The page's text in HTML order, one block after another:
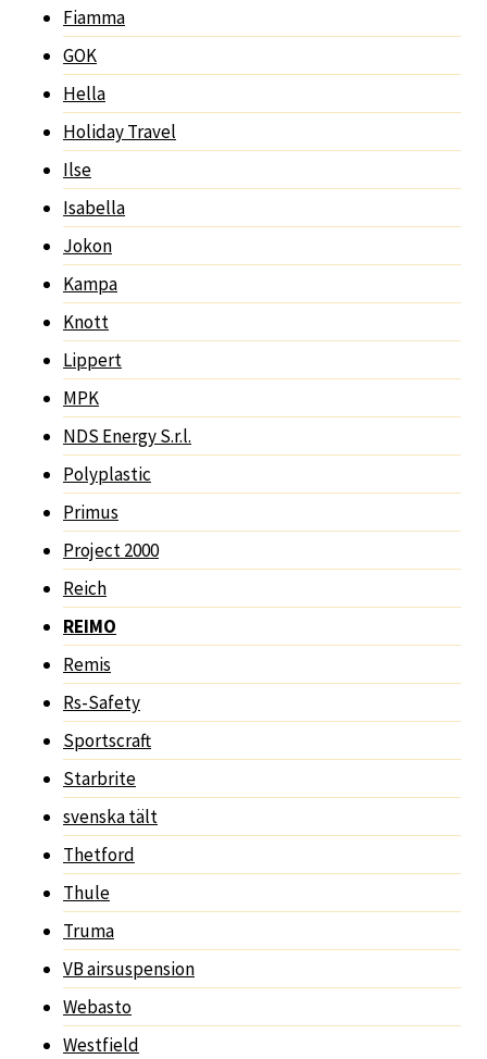
Fiamma
GOK
Hella
Holiday Travel
Ilse
Isabella
Jokon
Kampa
Knott
Lippert
MPK
NDS Energy S.r.l.
Polyplastic
Primus
Project 2000
Reich
REIMO
Remis
Rs-Safety
Sportscraft
Starbrite
svenska tält
Thetford
Thule
Truma
VB airsuspension
Webasto
Westfield